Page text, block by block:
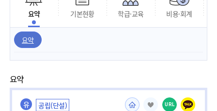
요약 기본현황 학급·교육 비용·회계
요약
요약
유 공립(단설) URL